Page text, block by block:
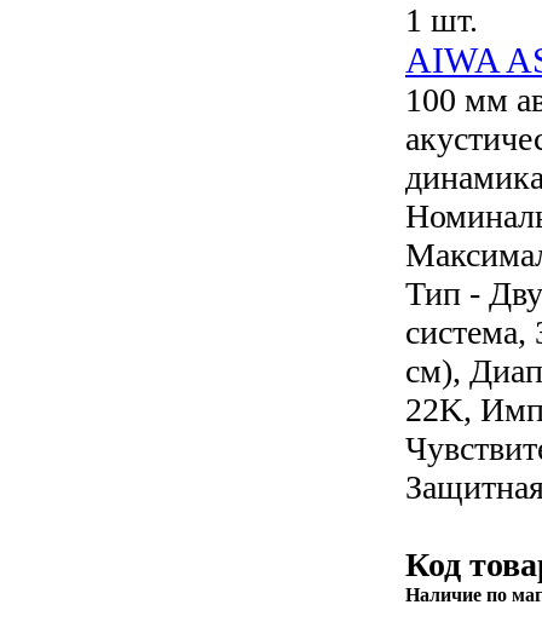
1 шт.
AIWA
100 мм
Тип -
система,
см),
22K,
Код
Наличие по